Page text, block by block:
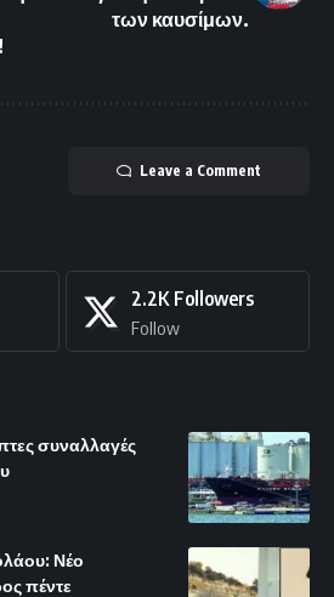
των καυσίμων.
Leave a Comment
2.2K Followers
Follow
συναλλαγές
Νέο
πέντε